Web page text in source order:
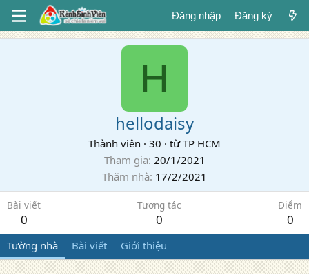
Đăng nhập Đăng ký
H
hellodaisy
Thành viên · 30 · từTP HCM
Tham gia 20/1/2021
Thăm nhà 17/2/2021
Bài viết
0
Tương tác
0
Điểm
0
Tường nhà Bài viết Giới thiệu